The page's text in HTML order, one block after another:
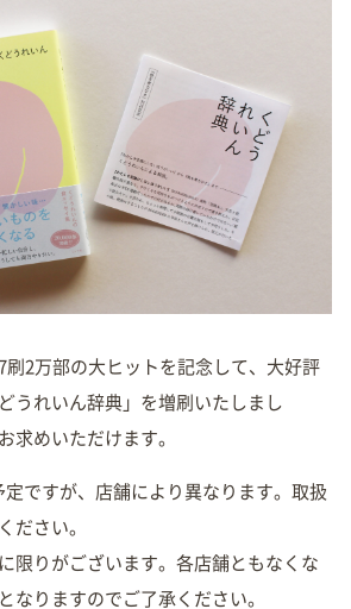
刷2万部の大ヒットを記念して、大好評
うれいん辞典」を増刷いたしまし
めいただけます。
ですが、店舗により異なります。取扱
ださい。
限りがございます。各店舗ともなくな
なりますのでご了承ください。